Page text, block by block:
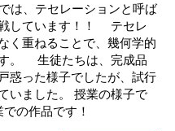
は、テセレーションと呼ば
しています！！ テセレ
く重ねることで、幾何学的
。 生徒たちは、完成品
惑った様子でしたが、試行
いました。 授業の様子で
の作品です！